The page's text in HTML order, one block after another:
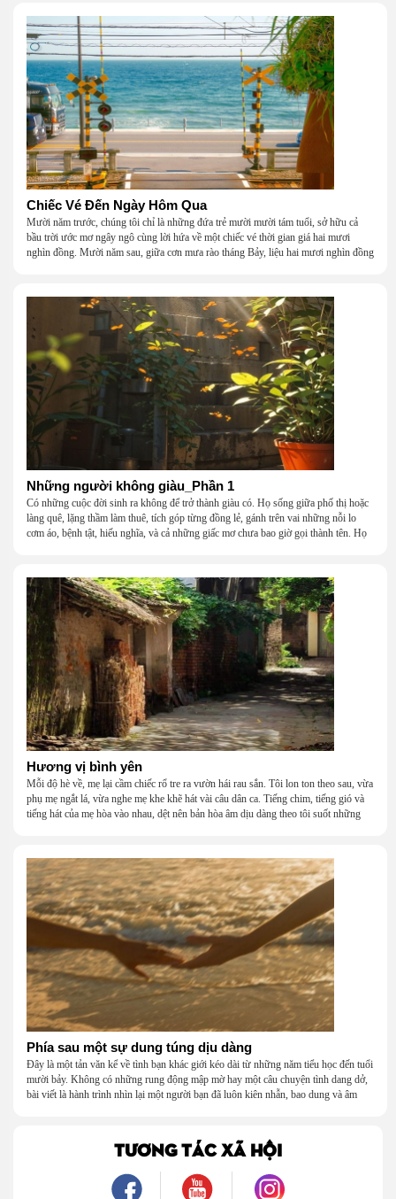
Chiếc Vé Đến Ngày Hôm Qua
Mười năm trước, chúng tôi chỉ là những đứa trẻ mười mười tám tuổi, sở hữu cả
bầu trời ước mơ ngây ngô cùng lời hứa về một chiếc vé thời gian giá hai mươi
nghìn đồng. Mười năm sau, giữa cơn mưa rào tháng Bảy, liệu hai mươi nghìn đồng
Những người không giàu_Phần 1
Có những cuộc đời sinh ra không để trở thành giàu có. Họ sống giữa phố thị hoặc
làng quê, lặng thầm làm thuê, tích góp từng đồng lẻ, gánh trên vai những nỗi lo
cơm áo, bệnh tật, hiếu nghĩa, và cả những giấc mơ chưa bao giờ gọi thành tên. Họ
một mái nhà bằng lòng thương, bằng sự nhẫn nại và một niềm tin cũ kỹ rằng: dẫu
nghèo đến đâu, cũng còn có nhau để quay về.
Hương vị bình yên
Mỗi độ hè về, mẹ lại cầm chiếc rổ tre ra vườn hái rau sắn. Tôi lon ton theo sau, vừa
phụ mẹ ngắt lá, vừa nghe mẹ khe khẽ hát vài câu dân ca. Tiếng chim, tiếng gió và
tiếng hát của mẹ hòa vào nhau, dệt nên bản hòa âm dịu dàng theo tôi suốt những
Phía sau một sự dung túng dịu dàng
Đây là một tản văn kể về tình bạn khác giới kéo dài từ những năm tiểu học đến tuổi
mười bảy. Không có những rung động mập mờ hay một câu chuyện tình dang dở,
bài viết là hành trình nhìn lại một người bạn đã luôn kiên nhẫn, bao dung và âm
là một mối tình, mà là một người luôn cho tôi quyền được là chính mình.
TƯƠNG TÁC XÃ HỘI